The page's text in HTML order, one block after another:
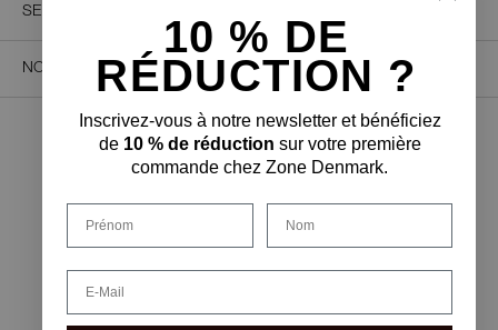
SERVICE CLIENT
NOUS CONTACTER
PAIEMENT SÉCURISÉ
FORME DE LIVRAISON
10 % DE
RÉDUCTION ?
Inscrivez-vous à notre newsletter et bénéficiez
de 10 % de réduction sur votre première
commande chez Zone Denmark.
Prénom Nom
Email